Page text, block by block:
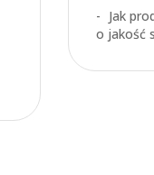
Jak
o jakość